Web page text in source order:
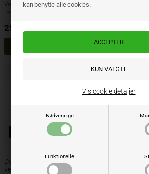
kan benytte alle cookies.
Nødvendige
Funktionelle
Vis cookie detaljer
Varenr.: 313998
Lev. varenr.: 164898
251,85
Bolte inkluderet
Dowdeswell muldplade UCN
venstre
Bolte